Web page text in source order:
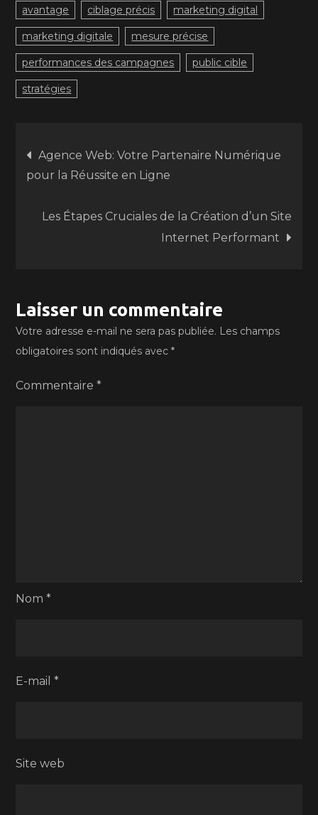
avantage ciblage précis marketing digital
marketing digitale mesure précise
performances des campagnes public cible
stratégies
Navigation
de
l’article
Agence Web: Votre Partenaire Numérique
pour la Réussite en Ligne
Les Étapes Cruciales de la Création d’un Site
Internet Performant
Laisser un commentaire
Votre adresse e-mail ne sera pas publiée. Les champs
obligatoires sont indiqués avec*
Commentaire*
Nom*
E-mail*
Site web